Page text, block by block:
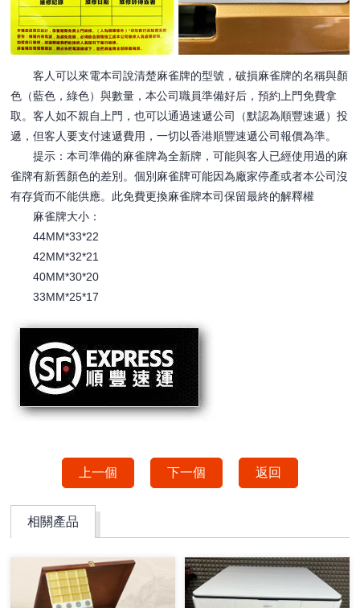
客人可以來電本司說清楚麻雀牌的型號，破損麻雀牌的名稱與顏
色（藍色，綠色）與數量，本公司職員準備好后，預約上門免費拿
取。客人如不親自上門，也可以通過速遞公司（默認為順豐速遞）投
遞，但客人要支付速遞費用，一切以香港順豐速遞公司報價為準。
提示：本司準備的麻雀牌為全新牌，可能與客人已經使用過的麻
雀牌有新舊顏色的差別。個別麻雀牌可能因為廠家停產或者本公司沒
有存貨而不能供應。此免費更換麻雀牌本司保留最終的解釋權
麻雀牌大小：
44MM*33*22
42MM*32*21
40MM*30*20
33MM*25*17
上一個 下一個 返回
相關產品